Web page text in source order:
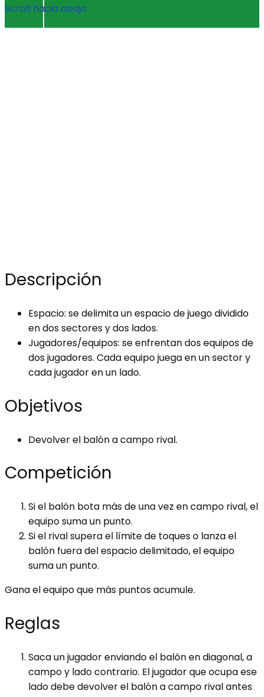
Scroll hacia abajo
Descripción
Espacio: se delimita un espacio de juego dividido
en dos sectores y dos lados.
Jugadores/equipos: se enfrentan dos equipos de
dos jugadores. Cada equipo juega en un sector y
cada jugador en un lado.
Objetivos
Devolver el balón a campo rival.
Competición
Si el balón bota más de una vez en campo rival, el
equipo suma un punto.
Si el rival supera el límite de toques o lanza el
balón fuera del espacio delimitado, el equipo
suma un punto.
Gana el equipo que más puntos acumule.
Reglas
Saca un jugador enviando el balón en diagonal, a
campo y lado contrario. El jugador que ocupa ese
lado debe devolver el balón a campo rival antes